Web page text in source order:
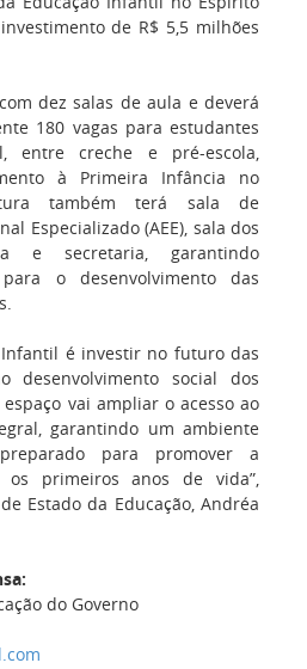
de R$ 5,5 milhões
dez salas de aula e deverá
180 vagas para estudantes
entre creche e pré-escola,
à Primeira Infância no
também terá sala de
Especializado (AEE), sala dos
e secretaria, garantindo
o desenvolvimento das
Infantil é investir no futuro das
desenvolvimento social dos
vai ampliar o acesso ao
garantindo um ambiente
para promover a
os primeiros anos de vida”,
Estado da Educação, Andréa
do Governo